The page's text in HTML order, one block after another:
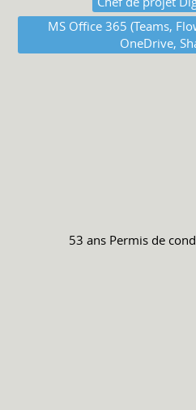
MS Office 365 (Teams,
OneDrive,
53 ans Permis de